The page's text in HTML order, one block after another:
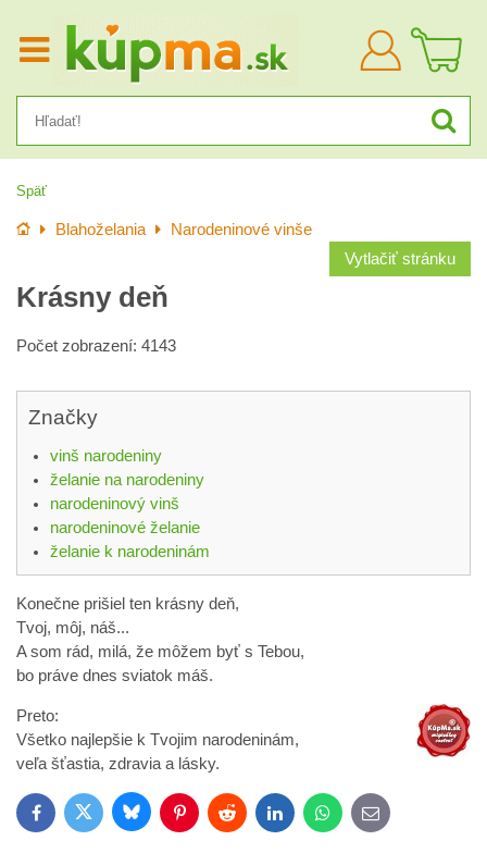
Prihlásiť
sa
Späť
Úvod Blahoželania
Narodeninové vinše
Vytlačiť stránku
Krásny deň
Počet zobrazení: 4143
Značky
vinš narodeniny
želanie na narodeniny
narodeninový vinš
narodeninové želanie
želanie k narodeninám
Konečne prišiel ten krásny deň,
Tvoj, môj, náš...
A som rád, milá, že môžem byť s Tebou,
bo práve dnes sviatok máš.
Preto:
Všetko najlepšie k Tvojim narodeninám,
veľa šťastia, zdravia a lásky.
FacebookTwitter BlueskyPinterestReddit LinkedInWhatsApp
E-
mail